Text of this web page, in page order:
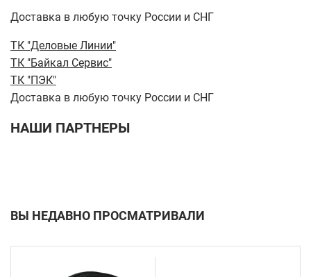
Доставка в любую точку России и СНГ
ТК "Деловые Линии"
ТК "Байкал Сервис"
ТК "ПЭК"
Доставка в любую точку России и СНГ
НАШИ ПАРТНЕРЫ
ВЫ НЕДАВНО ПРОСМАТРИВАЛИ